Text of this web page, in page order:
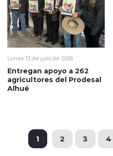
Lunes 13 de julio de 2026
Entregan apoyo a 262
agricultores del Prodesal
Alhué
1 2 3 4